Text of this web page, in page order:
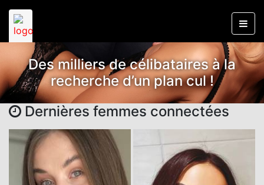
Des milliers de célibataires à la
recherche d’un plan cul !
Dernières femmes connectées